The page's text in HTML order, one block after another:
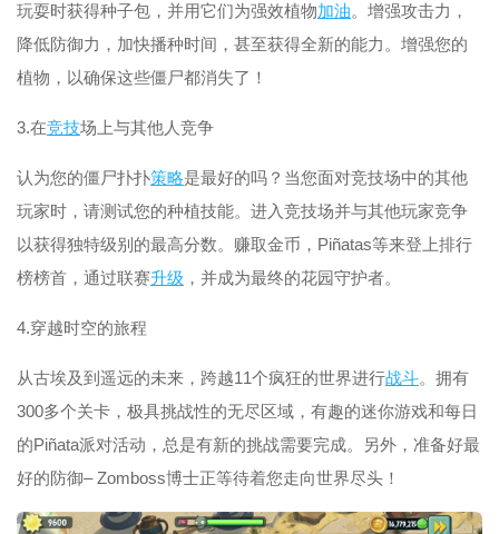
玩耍时获得种子包，并用它们为强效植物加油。增强攻击力，
降低防御力，加快播种时间，甚至获得全新的能力。增强您的
植物，以确保这些僵尸都消失了！
3.在竞技场上与其他人竞争
认为您的僵尸扑扑策略是最好的吗？当您面对竞技场中的其他
玩家时，请测试您的种植技能。进入竞技场并与其他玩家竞争
以获得独特级别的最高分数。赚取金币，Piñatas等来登上排行
榜榜首，通过联赛升级 ，并成为最终的花园守护者。
4.穿越时空的旅程
从古埃及到遥远的未来，跨越11个疯狂的世界进行战斗。拥有
300多个关卡，极具挑战性的无尽区域，有趣的迷你游戏和每日
的Piñata派对活动，总是有新的挑战需要完成。另外，准备好最
好的防御– Zomboss博士正等待着您走向世界尽头！